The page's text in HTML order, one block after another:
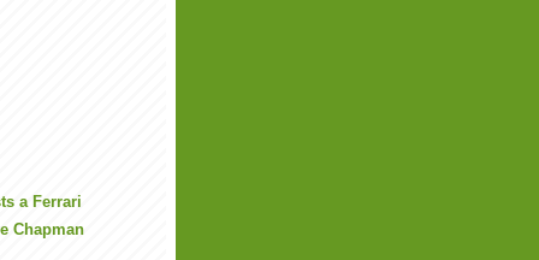
a Ferrari
Chapman